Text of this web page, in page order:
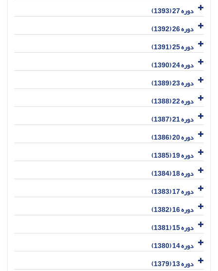
دوره 27 (1393)
دوره 26 (1392)
دوره 25 (1391)
دوره 24 (1390)
دوره 23 (1389)
دوره 22 (1388)
دوره 21 (1387)
دوره 20 (1386)
دوره 19 (1385)
دوره 18 (1384)
دوره 17 (1383)
دوره 16 (1382)
دوره 15 (1381)
دوره 14 (1380)
دوره 13 (1379)